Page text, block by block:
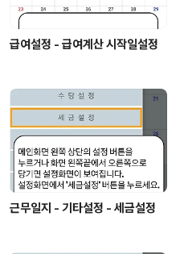
급여설정 - 급여계산 시작일설정
근무일지 - 기타설정 - 세금설정